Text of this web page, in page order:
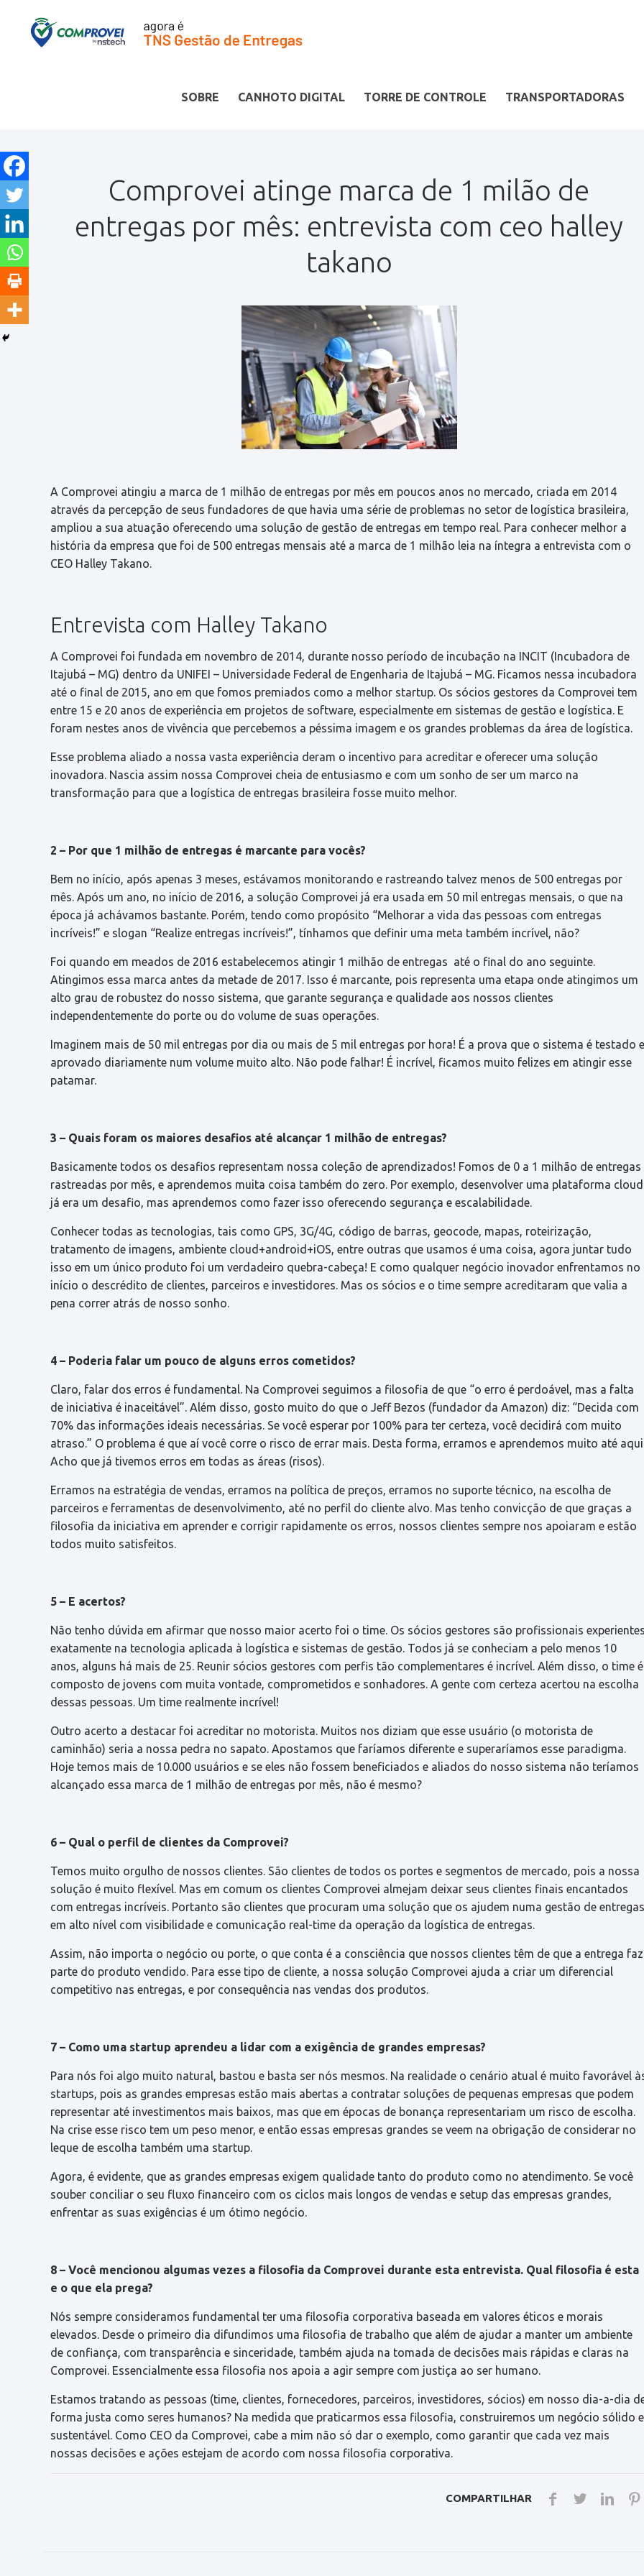
SOBRE CANHOTO DIGITAL TORRE DE CONTROLE TRANSPORTADORAS
Comprovei atinge marca de 1 milão de
entregas por mês: entrevista com ceo halley
takano
A Comprovei atingiu a marca de 1 milhão de entregas por mês em poucos anos no mercado, criada em 2014
através da percepção de seus fundadores de que havia uma série de problemas no setor de logística brasileira,
ampliou a sua atuação oferecendo uma solução de gestão de entregas em tempo real. Para conhecer melhor a
história da empresa que foi de 500 entregas mensais até a marca de 1 milhão leia na íntegra a entrevista com o
CEO Halley Takano.
Entrevista com Halley Takano
A Comprovei foi fundada em novembro de 2014, durante nosso período de incubação na INCIT (Incubadora de
Itajubá – MG) dentro da UNIFEI – Universidade Federal de Engenharia de Itajubá – MG. Ficamos nessa incubadora
até o final de 2015, ano em que fomos premiados como a melhor startup. Os sócios gestores da Comprovei tem
entre 15 e 20 anos de experiência em projetos de software, especialmente em sistemas de gestão e logística. E
foram nestes anos de vivência que percebemos a péssima imagem e os grandes problemas da área de logística.
Esse problema aliado a nossa vasta experiência deram o incentivo para acreditar e oferecer uma solução
inovadora. Nascia assim nossa Comprovei cheia de entusiasmo e com um sonho de ser um marco na
transformação para que a logística de entregas brasileira fosse muito melhor.
2 – Por que 1 milhão de entregas é marcante para vocês?
Bem no início, após apenas 3 meses, estávamos monitorando e rastreando talvez menos de 500 entregas por
mês. Após um ano, no início de 2016, a solução Comprovei já era usada em 50 mil entregas mensais, o que na
época já achávamos bastante. Porém, tendo como propósito “Melhorar a vida das pessoas com entregas
incríveis!” e slogan “Realize entregas incríveis!”, tínhamos que definir uma meta também incrível, não?
Foi quando em meados de 2016 estabelecemos atingir 1 milhão de entregas até o final do ano seguinte.
Atingimos essa marca antes da metade de 2017. Isso é marcante, pois representa uma etapa onde atingimos um
alto grau de robustez do nosso sistema, que garante segurança e qualidade aos nossos clientes
independentemente do porte ou do volume de suas operações.
Imaginem mais de 50 mil entregas por dia ou mais de 5 mil entregas por hora! É a prova que o sistema é testado
aprovado diariamente num volume muito alto. Não pode falhar! É incrível, ficamos muito felizes em atingir esse
patamar.
3 – Quais foram os maiores desafios até alcançar 1 milhão de entregas?
Basicamente todos os desafios representam nossa coleção de aprendizados! Fomos de 0 a 1 milhão de entregas
rastreadas por mês, e aprendemos muita coisa também do zero. Por exemplo, desenvolver uma plataforma cloud
já era um desafio, mas aprendemos como fazer isso oferecendo segurança e escalabilidade.
Conhecer todas as tecnologias, tais como GPS, 3G/4G, código de barras, geocode, mapas, roteirização,
tratamento de imagens, ambiente cloud+android+iOS, entre outras que usamos é uma coisa, agora juntar tudo
isso em um único produto foi um verdadeiro quebra-cabeça! E como qualquer negócio inovador enfrentamos no
início o descrédito de clientes, parceiros e investidores. Mas os sócios e o time sempre acreditaram que valia a
pena correr atrás de nosso sonho.
4 – Poderia falar um pouco de alguns erros cometidos?
Claro, falar dos erros é fundamental. Na Comprovei seguimos a filosofia de que “o erro é perdoável, mas a falta
de iniciativa é inaceitável”. Além disso, gosto muito do que o Jeff Bezos (fundador da Amazon) diz: “Decida com
70% das informações ideais necessárias. Se você esperar por 100% para ter certeza, você decidirá com muito
atraso.” O problema é que aí você corre o risco de errar mais. Desta forma, erramos e aprendemos muito até
Acho que já tivemos erros em todas as áreas (risos).
Erramos na estratégia de vendas, erramos na política de preços, erramos no suporte técnico, na escolha de
parceiros e ferramentas de desenvolvimento, até no perfil do cliente alvo. Mas tenho convicção de que graças a
filosofia da iniciativa em aprender e corrigir rapidamente os erros, nossos clientes sempre nos apoiaram e estão
todos muito satisfeitos.
5 – E acertos?
Não tenho dúvida em afirmar que nosso maior acerto foi o time. Os sócios gestores são profissionais
exatamente na tecnologia aplicada à logística e sistemas de gestão. Todos já se conheciam a pelo menos 10
anos, alguns há mais de 25. Reunir sócios gestores com perfis tão complementares é incrível. Além disso, o time é
composto de jovens com muita vontade, comprometidos e sonhadores. A gente com certeza acertou na escolha
dessas pessoas. Um time realmente incrível!
Outro acerto a destacar foi acreditar no motorista. Muitos nos diziam que esse usuário (o motorista de
caminhão) seria a nossa pedra no sapato. Apostamos que faríamos diferente e superaríamos esse paradigma.
Hoje temos mais de 10.000 usuários e se eles não fossem beneficiados e aliados do nosso sistema não teríamos
alcançado essa marca de 1 milhão de entregas por mês, não é mesmo?
6 – Qual o perfil de clientes da Comprovei?
Temos muito orgulho de nossos clientes. São clientes de todos os portes e segmentos de mercado, pois a nossa
solução é muito flexível. Mas em comum os clientes Comprovei almejam deixar seus clientes finais encantados
com entregas incríveis. Portanto são clientes que procuram uma solução que os ajudem numa gestão de
em alto nível com visibilidade e comunicação real-time da operação da logística de entregas.
Assim, não importa o negócio ou porte, o que conta é a consciência que nossos clientes têm de que a entrega faz
parte do produto vendido. Para esse tipo de cliente, a nossa solução Comprovei ajuda a criar um diferencial
competitivo nas entregas, e por consequência nas vendas dos produtos.
7 – Como uma startup aprendeu a lidar com a exigência de grandes empresas?
Para nós foi algo muito natural, bastou e basta ser nós mesmos. Na realidade o cenário atual é muito favorável
startups, pois as grandes empresas estão mais abertas a contratar soluções de pequenas empresas que podem
representar até investimentos mais baixos, mas que em épocas de bonança representariam um risco de escolha.
Na crise esse risco tem um peso menor, e então essas empresas grandes se veem na obrigação de considerar no
leque de escolha também uma startup.
Agora, é evidente, que as grandes empresas exigem qualidade tanto do produto como no atendimento. Se você
souber conciliar o seu fluxo financeiro com os ciclos mais longos de vendas e setup das empresas grandes,
enfrentar as suas exigências é um ótimo negócio.
8 – Você mencionou algumas vezes a filosofia da Comprovei durante esta entrevista. Qual filosofia é esta
e o que ela prega?
Nós sempre consideramos fundamental ter uma filosofia corporativa baseada em valores éticos e morais
elevados. Desde o primeiro dia difundimos uma filosofia de trabalho que além de ajudar a manter um ambiente
de confiança, com transparência e sinceridade, também ajuda na tomada de decisões mais rápidas e claras na
Comprovei. Essencialmente essa filosofia nos apoia a agir sempre com justiça ao ser humano.
Estamos tratando as pessoas (time, clientes, fornecedores, parceiros, investidores, sócios) em nosso dia-a-dia
forma justa como seres humanos? Na medida que praticarmos essa filosofia, construiremos um negócio sólido e
sustentável. Como CEO da Comprovei, cabe a mim não só dar o exemplo, como garantir que cada vez mais
nossas decisões e ações estejam de acordo com nossa filosofia corporativa.
COMPARTILHAR